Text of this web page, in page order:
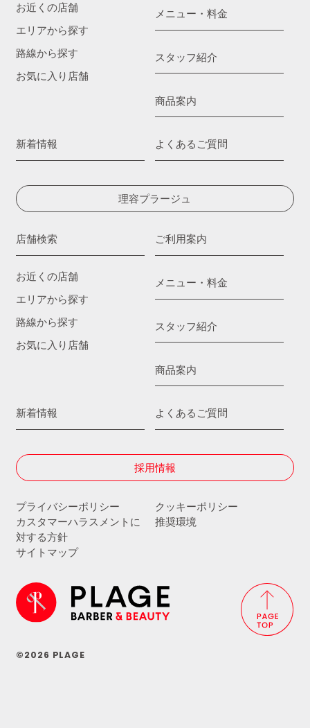
お近くの店舗
エリアから探す
路線から探す
お気に入り店舗
メニュー・料金
スタッフ紹介
商品案内
新着情報 よくあるご質問
理容プラージュ
店舗検索
お近くの店舗
エリアから探す
路線から探す
お気に入り店舗
ご利用案内
メニュー・料金
スタッフ紹介
商品案内
新着情報 よくあるご質問
採用情報
プライバシーポリシー
クッキーポリシー
カスタマーハラスメントに
対する方針
推奨環境
サイトマップ
©2026 PLAGE